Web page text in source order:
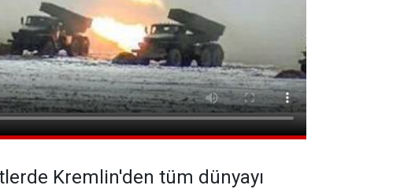
Kremlin'den tüm dünyayı